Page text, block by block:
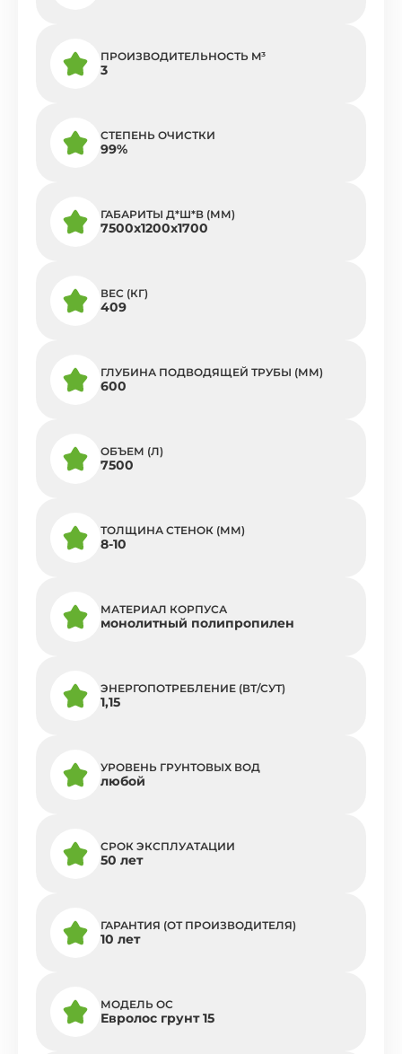
ПРОИЗВОДИТЕЛЬНОСТЬ M³
3
СТЕПЕНЬ ОЧИСТКИ
99%
ГАБАРИТЫ Д*Ш*В (ММ)
7500x1200x1700
ВЕС (КГ)
409
ГЛУБИНА ПОДВОДЯЩЕЙ ТРУБЫ (ММ)
600
ОБЪЕМ (Л)
7500
ТОЛЩИНА СТЕНОК (ММ)
8-10
МАТЕРИАЛ КОРПУСА
монолитный полипропилен
ЭНЕРГОПОТРЕБЛЕНИЕ (ВТ/СУТ)
1,15
УРОВЕНЬ ГРУНТОВЫХ ВОД
любой
СРОК ЭКСПЛУАТАЦИИ
50 лет
ГАРАНТИЯ (ОТ ПРОИЗВОДИТЕЛЯ)
10 лет
МОДЕЛЬ ОС
Евролос грунт 15